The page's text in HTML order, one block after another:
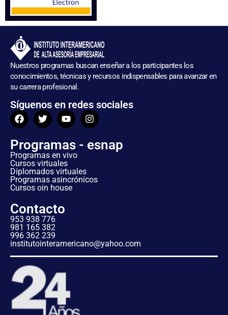
Nuestros programas buscan enseñar a los participantes los
conocimientos, técnicas y recursos indispensables para avanzar en
su carrera profesional.
Síguenos en redes sociales
Programas - esnap
Programas en vivo
Cursos virtuales
Diplomados virtuales
Programas asincrónicos
Cursos oin house
Contacto
953 938 776
981 165 382
996 362 239
institutointeramericano@yahoo.com